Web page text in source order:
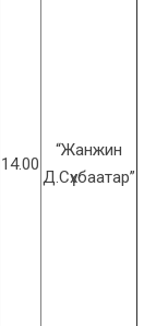
14.00
“Жанжин
Д.Сүхбаатар”